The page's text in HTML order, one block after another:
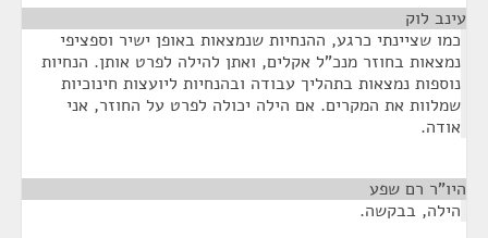
עינב לוק
כמו שציינתי כרגע, ההנחיות שנמצאות באופן ישיר וספציפי
נמצאות בחוזר מנכ"ל אקלים, ואתן להילה לפרט אותן. הנחיות
נוספות נמצאות בתהליך עבודה ובהנחיות ליועצות חינוכיות
שמלוות את המקרים. אם הילה יכולה לפרט על החוזר, אני
אודה.
היו"ר רם שפע
הילה, בבקשה.